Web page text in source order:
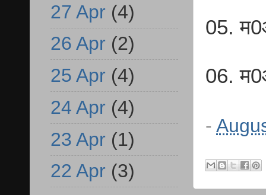
05.
06.
-
27 Apr (4)
26 Apr (2)
25 Apr (4)
24 Apr (4)
23 Apr (1)
22 Apr (3)